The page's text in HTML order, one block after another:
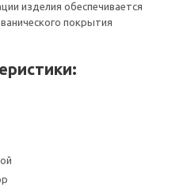
изделия обеспечивается
покрытия